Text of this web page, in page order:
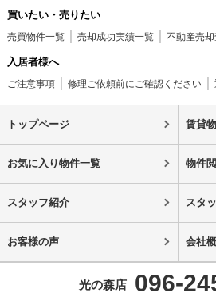
買いたい・売りたい
売買物件一覧 売却成功実績一覧 不動産売
入居者様へ
ご注意事項 修理ご依頼前にご確認ください
トップページ 賃貸
お気に入り物件一覧 物件
スタッフ紹介 スタ
お客様の声 会社
光の森店 096-